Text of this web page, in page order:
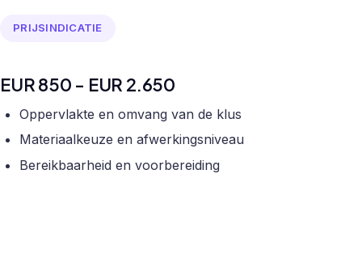
PRIJSINDICATIE
EUR 850 - EUR 2.650
Oppervlakte en omvang van de klus
Materiaalkeuze en afwerkingsniveau
Bereikbaarheid en voorbereiding